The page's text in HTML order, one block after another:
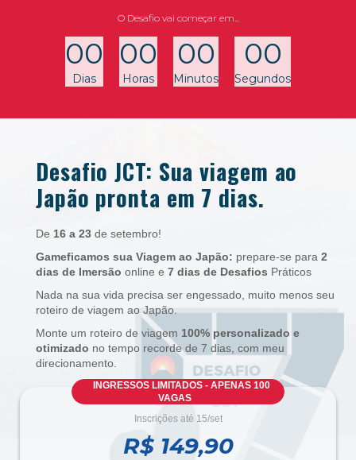
O Desafio vai começar em...
00
Dias
00
Horas
00
Minutos
00
Segundos
Desafio JCT: Sua viagem ao
Japão pronta em 7 dias.
De 16 a 23 de setembro!
Gameficamos sua Viagem ao Japão: prepare-se para 2
dias de Imersão online e 7 dias de Desafios Práticos
Nada na sua vida precisa ser engessado, muito menos seu
roteiro de viagem ao Japão.
Monte um roteiro de viagem 100% personalizado e
otimizado no tempo recorde de 7 dias, com meu
direcionamento.
INGRESSOS LIMITADOS - APENAS 100
VAGAS
Inscrições até 15/set
R$ 149,90